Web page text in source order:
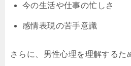
今の生活や仕事の忙しさ
感情表現の苦手意識
さらに、男性心理を理解するた